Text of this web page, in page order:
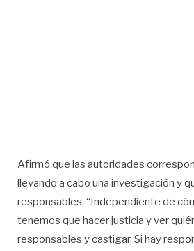
Afirmó que las autoridades
llevando a cabo una investigación y
responsables. “Independiente de
tenemos que hacer justicia y ver
responsables y castigar. Si hay